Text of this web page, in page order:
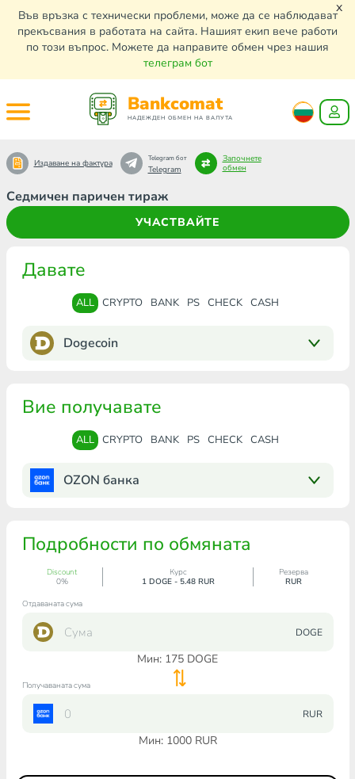
Във връзка с технически проблеми, може да се наблюдават
прекъсвания в работата на сайта. Нашият екип вече работи
по този въпрос. Можете да направите обмен чрез нашия
телеграм бот
x
Bankcomat
НАДЕЖДЕН ОБМЕН НА ВАЛУТА
Седмичен паричен тираж
УЧАСТВАЙТЕ
Издаване на фактура Telegram бот
Telegram
Започнете
обмен
Давате
ALL CRYPTO BANK PS CHECK CASH
Dogecoin
Вие получавате
ALL CRYPTO BANK PS CHECK CASH
OZON банка
Подробности по обмяната
Discount
0%
Курс
1 DOGE - 5.48 RUR
Резерва
RUR
Отдаваната сума
DOGE
Мин: 175 DOGE
Получаваната сума
RUR
Мин: 1000RUR